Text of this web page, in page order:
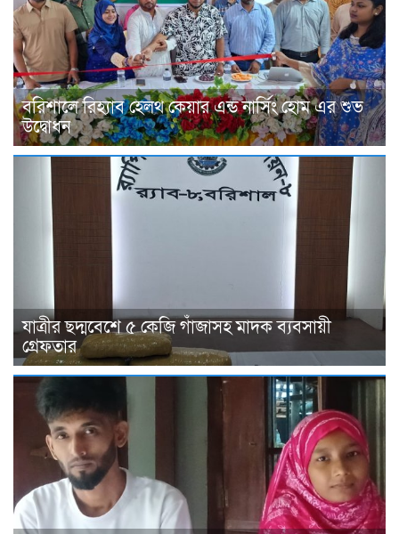
বরিশালে রিহ্যাব হেলথ কেয়ার এন্ড নার্সিং হোম এর শুভ
উদ্বোধন
যাত্রীর ছদ্মবেশে ৫ কেজি গাঁজাসহ মাদক ব্যবসায়ী
গ্রেফতার